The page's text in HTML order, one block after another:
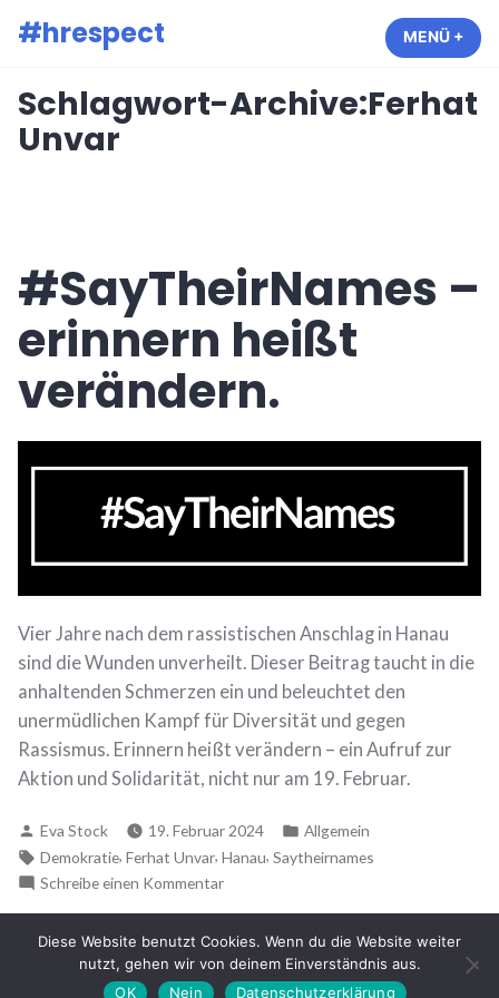
Inhalt
#hrespect MENÜ +
Schlagwort-Archive:Ferhat
Unvar
#SayTheirNames –
erinnern heißt
verändern.
Vier Jahre nach dem rassistischen Anschlag in Hanau
sind die Wunden unverheilt. Dieser Beitrag taucht in die
anhaltenden Schmerzen ein und beleuchtet den
unermüdlichen Kampf für Diversität und gegen
Rassismus. Erinnern heißt verändern – ein Aufruf zur
Aktion und Solidarität, nicht nur am 19. Februar.
Verfasst
von
Eva Stock 19. Februar 2024
Veröffentlicht
in
Allgemein
Schlagwörter:
Demokratie, Ferhat Unvar, Hanau, Saytheirnames
Schreibe einen Kommentarzu
erinnern
heißt
Datenschutzerklärung
proudly powered by WordPress.
Diese Website benutzt Cookies. Wenn du die Website weiter
nutzt, gehen wir von deinem Einverständnis aus.
OK
Nein Datenschutzerklärung